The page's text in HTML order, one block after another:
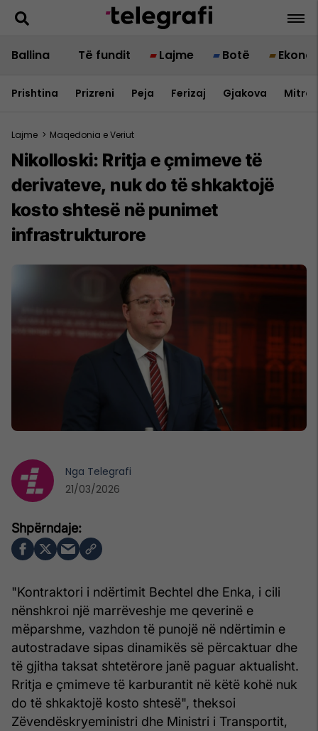
Ballina Të fundit Lajme Botë
Prishtina Prizreni Peja Ferizaj Gjakova
Lajme > Maqedonia e Veriut
Nikolloski: Rritja e çmimeve të
derivateve, nuk do të shkaktojë
kosto shtesë në punimet
infrastrukturore
"Kontraktori i ndërtimit Bechtel dhe Enka, i cili
nënshkroi një marrëveshje me qeverinë e
mëparshme, vazhdon të punojë në ndërtimin e
autostradave sipas dinamikës së përcaktuar dhe
të gjitha taksat shtetërore janë paguar aktualisht.
Rritja e çmimeve të karburantit në këtë kohë nuk
do të shkaktojë kosto shtesë", theksoi
Zëvendëskryeministri dhe Ministri i Transportit,
Nga Telegrafi
21/03/2026